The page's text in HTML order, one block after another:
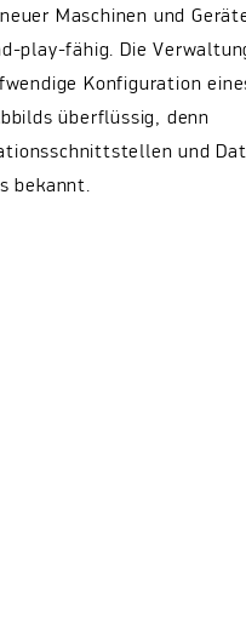
Maschinen und
play-fähig. Die
Konfiguration
überflüssig, denn
und
bekannt.